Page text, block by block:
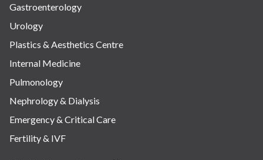
Gastroenterology
Urology
Plastics & Aesthetics Centre
Internal Medicine
Pulmonology
Nephrology & Dialysis
Emergency & Critical Care
Fertility & IVF